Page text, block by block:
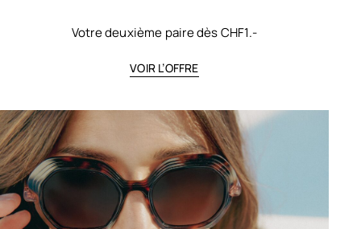
Votre deuxième paire dès CHF1.-
VOIR L’OFFRE